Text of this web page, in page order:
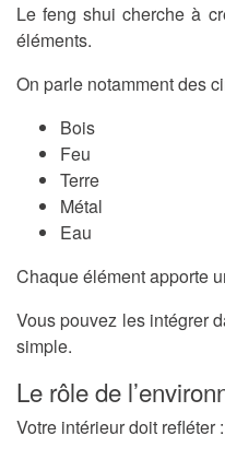
Le feng shui cherche à
éléments.
On parle notamment des
Bois
Feu
Terre
Métal
Eau
Chaque élément apporte
Vous pouvez les intégrer
simple.
Le rôle de
Votre intérieur doit refléter :